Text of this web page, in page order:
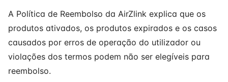
A Política de Reembolso da AirZlink explica que os
produtos ativados, os produtos expirados e os casos
causados por erros de operação do utilizador ou
violações dos termos podem não ser elegíveis para
reembolso.